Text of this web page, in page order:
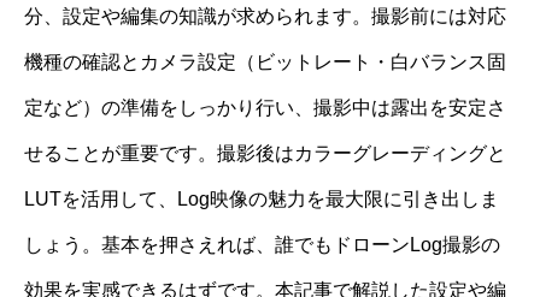
分、設定や編集の知識が求められます。撮影前には対応
機種の確認とカメラ設定（ビットレート・白バランス固
定など）の準備をしっかり行い、撮影中は露出を安定さ
せることが重要です。撮影後はカラーグレーディングと
LUTを活用して、Log映像の魅力を最大限に引き出しま
しょう。基本を押さえれば、誰でもドローンLog撮影の
効果を実感できるはずです。本記事で解説した設定や編